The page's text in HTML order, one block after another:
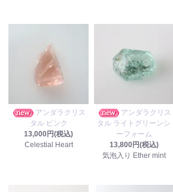
アンダラクリス
タル ピンク
13,000円(税込)
Celestial Heart
アンダラクリス
タル ライトグリーンシ
ーフォーム
13,800円(税込)
気泡入り Ether mint